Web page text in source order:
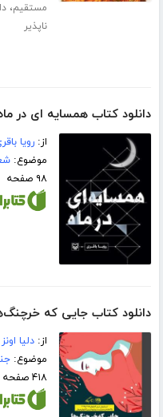
مستقیم،
ناپذیر
دانلود کتاب همسایه ای در
از:رویا
موضوع:
۹۸ صفحه
دانلود کتاب جایی که
از:دلیا اونز
موضوع:
۴۱۸ صفحه